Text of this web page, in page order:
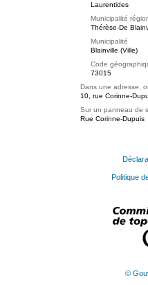
Laurentides
Municipalité
Thérèse-De
Municipalité
Blainville (Ville)
Code
73015
Dans une adresse,
10, rue Corinne-
Sur un panneau de
Rue Corinne-Dupuis
Politique
©